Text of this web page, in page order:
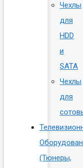
Чехлы
для
HDD
и
SATA
Чехлы
для
(Тюнеры,